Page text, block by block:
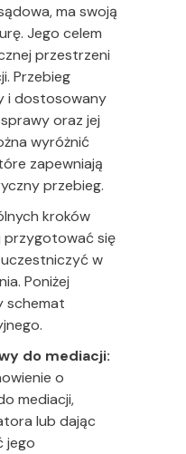
ma swoją
Jego celem
przestrzeni
Przebieg
i dostosowany
oraz jej
wyróżnić
zapewniają
przebieg.
kroków
przygotować się
w
Poniżej
schemat
do mediacji:
o
mediacji,
lub dając
jego